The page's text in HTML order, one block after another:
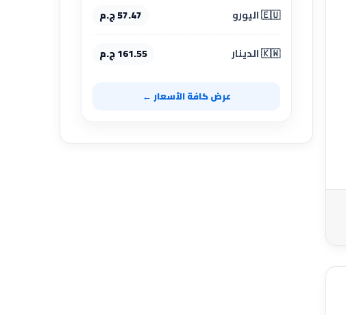
🇪🇺 اليورو 57.47 ج.م
🇰🇼 الدينار 161.55 ج.م
عرض كافة الأسعار ←